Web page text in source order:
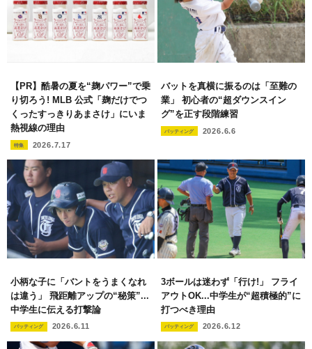
【PR】酷暑の夏を“麹パワー”で乗
り切ろう! MLB 公式「麹だけでつ
くったすっきりあまさけ」にいま
熱視線の理由
特集 2026.7.17
バットを真横に振るのは「至難の
業」 初心者の“超ダウンスイン
グ”を正す段階練習
バッティング 2026.6.6
小柄な子に「バントをうまくなれ
は違う」 飛距離アップの“秘策”...
中学生に伝える打撃論
バッティング 2026.6.11
3ボールは迷わず「行け!」 フライ
アウトOK...中学生が“超積極的”に
打つべき理由
バッティング 2026.6.12